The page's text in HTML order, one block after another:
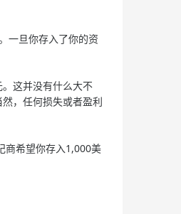
一旦你存入了你的资
这并没有什么大不
，任何损失或者盈利
商希望你存入1,000美